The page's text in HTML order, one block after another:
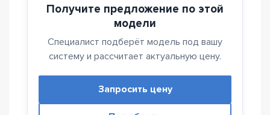
Получите предложение по этой
модели
Специалист подберёт модель под вашу
систему и рассчитает актуальную цену.
Запросить цену